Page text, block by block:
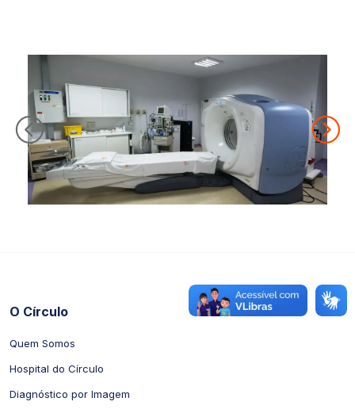
O Círculo
Quem Somos
Hospital do Círculo
Diagnóstico por Imagem